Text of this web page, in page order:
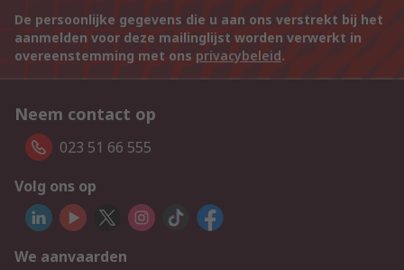
De persoonlijke gegevens die u aan ons verstrekt bij het
aanmelden voor deze mailinglijst worden verwerkt in
overeenstemming met ons privacybeleid.
Neem contact op
023 51 66 555
Volg ons op
We aanvaarden